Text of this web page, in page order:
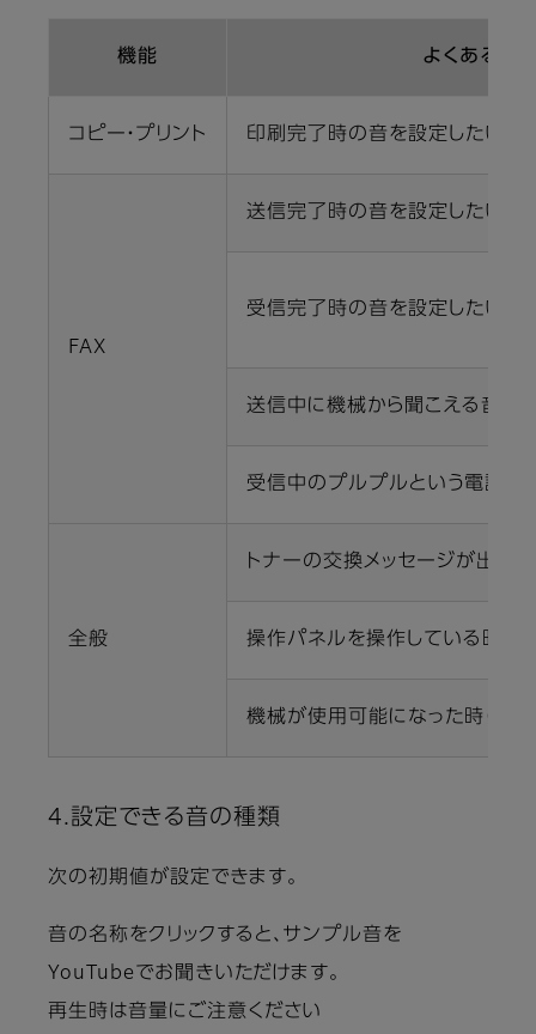
機能 よくあるお
コピー・プリント 印刷完了時の音を設定したい
FAX
送信完了時の音を設定したい
受信完了時の音を設定したい
送信中に機械から聞こえる音声
受信中のプルプルという電話の
全般
トナーの交換メッセージが出て
操作パネルを操作している時の
機械が使用可能になった時（節
4.設定できる音の種類
次の初期値が設定できます。
音の名称をクリックすると、サンプル音を
YouTubeでお聞きいただけます。
再生時は音量にご注意ください